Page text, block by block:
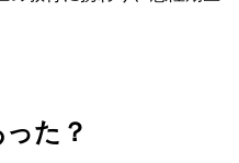
た？